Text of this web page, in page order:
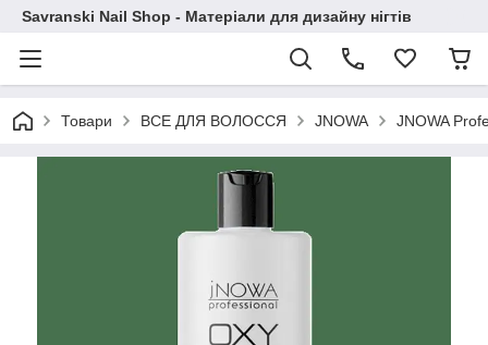
Savranski Nail Shop - Матеріали для дизайну нігтів
Товари ВСЕ ДЛЯ ВОЛОССЯ JNOWA JNOWA